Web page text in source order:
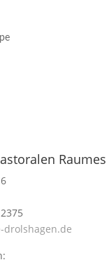
Raumes
drolshagen.de